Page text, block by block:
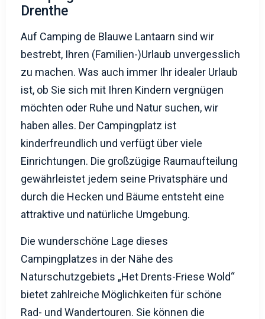
Drenthe
Auf Camping de Blauwe Lantaarn sind wir
bestrebt, Ihren (Familien-)Urlaub unvergesslich
zu machen. Was auch immer Ihr idealer Urlaub
ist, ob Sie sich mit Ihren Kindern vergnügen
möchten oder Ruhe und Natur suchen, wir
haben alles. Der Campingplatz ist
kinderfreundlich und verfügt über viele
Einrichtungen. Die großzügige Raumaufteilung
gewährleistet jedem seine Privatsphäre und
durch die Hecken und Bäume entsteht eine
attraktive und natürliche Umgebung.
Die wunderschöne Lage dieses
Campingplatzes in der Nähe des
Naturschutzgebiets „Het Drents-Friese Wold“
bietet zahlreiche Möglichkeiten für schöne
Rad- und Wandertouren. Sie können die